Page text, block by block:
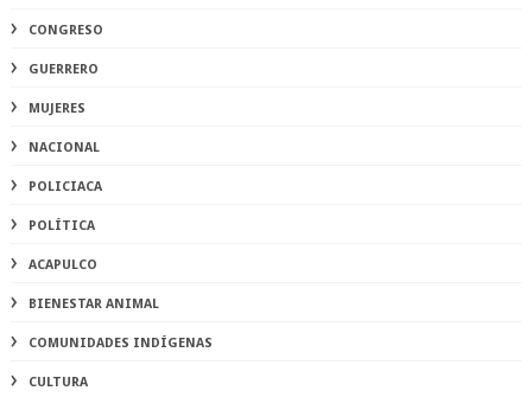
CONGRESO
GUERRERO
MUJERES
NACIONAL
POLICIACA
POLÍTICA
ACAPULCO
BIENESTAR ANIMAL
COMUNIDADES INDÍGENAS
CULTURA